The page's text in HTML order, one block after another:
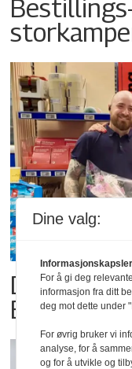
Dette er
Butikk
Dine valg:
For å gi deg
informasjon fra ditt
deg mot dette under
For øvrig bruker vi
analyse, for å
og for å utvikle og